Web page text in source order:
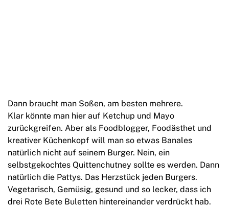
Dann braucht man Soßen, am besten mehrere.
Klar könnte man hier auf Ketchup und Mayo
zurückgreifen. Aber als Foodblogger, Foodästhet und
kreativer Küchenkopf will man so etwas Banales
natürlich nicht auf seinem Burger. Nein, ein
selbstgekochtes Quittenchutney sollte es werden. Dann
natürlich die Pattys. Das Herzstück jeden Burgers.
Vegetarisch, Gemüsig, gesund und so lecker, dass ich
drei Rote Bete Buletten hintereinander verdrückt hab.